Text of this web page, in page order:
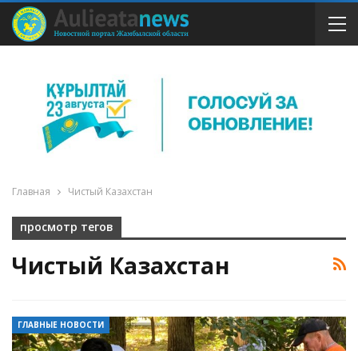
Главная Чистый Казахстан
просмотр тегов
Чистый Казахстан
ГЛАВНЫЕ НОВОСТИ